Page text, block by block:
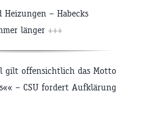
Heizungen – Habecks
länger +++
gilt offensichtlich das Motto
– CSU fordert Aufklärung